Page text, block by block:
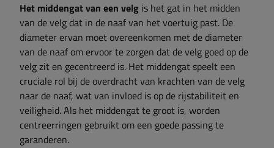
Het middengat van een velg is het gat in het midden
van de velg dat in de naaf van het voertuig past. De
diameter ervan moet overeenkomen met de diameter
van de naaf om ervoor te zorgen dat de velg goed op de
velg zit en gecentreerd is. Het middengat speelt een
cruciale rol bij de overdracht van krachten van de velg
naar de naaf, wat van invloed is op de rijstabiliteit en
veiligheid. Als het middengat te groot is, worden
centreerringen gebruikt om een ​​goede passing te
garanderen.